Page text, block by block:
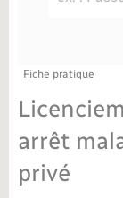
Bibliothèques
Sport
Tourisme
Fiche pratique
arrêt
privé